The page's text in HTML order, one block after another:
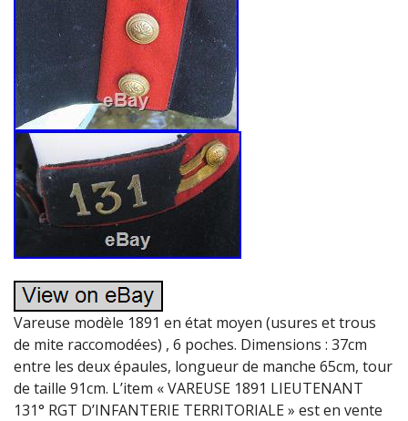
Vareuse modèle 1891 en état moyen (usures et trous
de mite raccomodées) , 6 poches. Dimensions : 37cm
entre les deux épaules, longueur de manche 65cm, tour
de taille 91cm. L’item « VAREUSE 1891 LIEUTENANT
131° RGT D’INFANTERIE TERRITORIALE » est en vente